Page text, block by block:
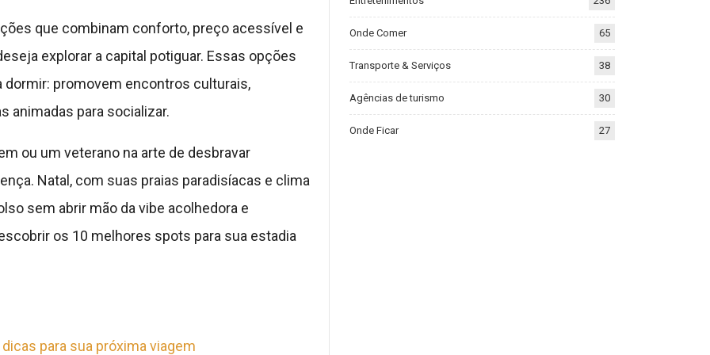
que combinam conforto, preço acessível e
explorar a capital potiguar. Essas opções
promovem encontros culturais,
animadas para socializar.
ou um veterano na arte de desbravar
Natal, com suas praias paradisíacas e clima
sem abrir mão da vibe acolhedora e
os 10 melhores spots para sua estadia
para sua próxima viagem
Onde Comer 65
Transporte & Serviços 38
Agências de turismo 30
Onde Ficar 27